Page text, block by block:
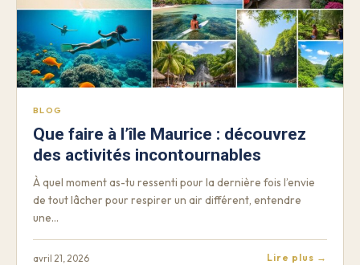
BLOG
Que faire à l’île Maurice : découvrez
des activités incontournables
À quel moment as-tu ressenti pour la dernière fois l’envie
de tout lâcher pour respirer un air différent, entendre
une…
avril 21, 2026 Lire plus →